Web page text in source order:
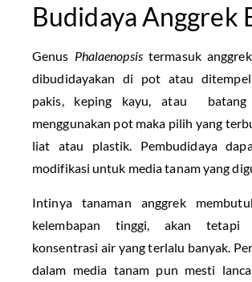
Budidaya Anggrek
Genus Phalaenopsistermasuk
dibudidayakan di pot atau
pakis, keping kayu, atau batang
menggunakan pot maka pilih yang
liat atau plastik. Pembudidaya
modifikasi untuk media tanam yang
Intinya tanaman anggrek
kelembapan tinggi, akan tetapi
konsentrasi air yang terlalu banyak.
dalam media tanam pun mesti